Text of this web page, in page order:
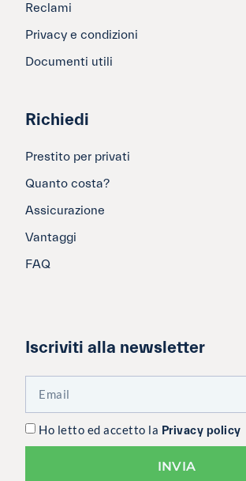
Reclami
Privacy e condizioni
Documenti utili
Richiedi
Prestito per privati
Quanto costa?
Assicurazione
Vantaggi
FAQ
Iscriviti alla newsletter
Ho letto ed accetto la Privacy policy
INVIA